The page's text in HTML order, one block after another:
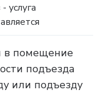
услуга
в помещение
подъезда
или подъезду